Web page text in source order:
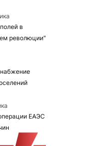
в
революции"
ЕАЭС